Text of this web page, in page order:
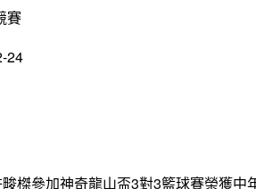
賽
24
榤參加神奇龍山盃3對3籃球賽榮獲中